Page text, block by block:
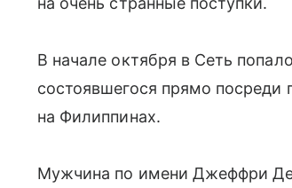
В начале октября в Сеть
состоявшегося прямо
на Филиппинах.
Мужчина по имени Джеффри